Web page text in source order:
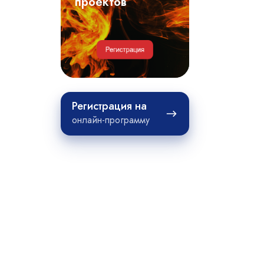
проектов
Регистрация на
онлайн-программу
Регистрация